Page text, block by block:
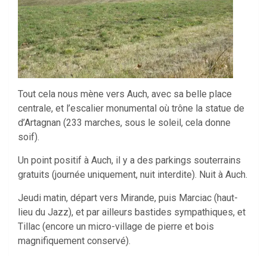
Tout cela nous mène vers Auch, avec sa belle place
centrale, et l’escalier monumental où trône la statue de
d’Artagnan (233 marches, sous le soleil, cela donne
soif).
Un point positif à Auch, il y a des parkings souterrains
gratuits (journée uniquement, nuit interdite). Nuit à Auch.
Jeudi matin, départ vers Mirande, puis Marciac (haut-
lieu du Jazz), et par ailleurs bastides sympathiques, et
Tillac (encore un micro-village de pierre et bois
magnifiquement conservé).